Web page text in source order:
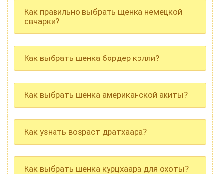
Как правильно выбрать щенка немецкой
овчарки?
Как выбрать щенка бордер колли?
Как выбрать щенка американской акиты?
Как узнать возраст дратхаара?
Как выбрать щенка курцхаара для охоты?